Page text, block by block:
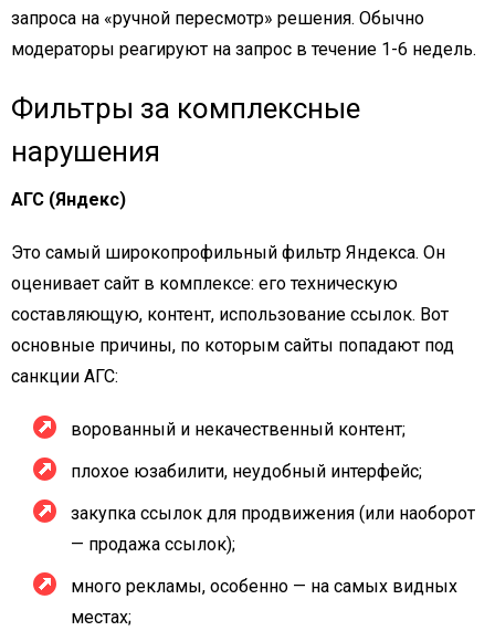
запроса на «ручной пересмотр» решения. Обычно
модераторы реагируют на запрос в течение 1-6 недель.
Фильтры за комплексные
нарушения
АГС (Яндекс)
Это самый широкопрофильный фильтр Яндекса. Он
оценивает сайт в комплексе: его техническую
составляющую, контент, использование ссылок. Вот
основные причины, по которым сайты попадают под
санкции АГС:
ворованный и некачественный контент;
плохое юзабилити, неудобный интерфейс;
закупка ссылок для продвижения (или наоборот
— продажа ссылок);
много рекламы, особенно — на самых видных
местах;